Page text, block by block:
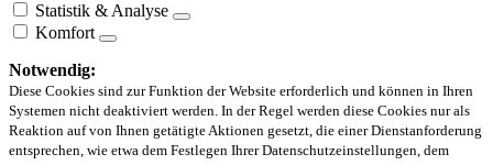
Statistik & Analyse
Komfort
Notwendig:
Diese Cookies sind zur Funktion der Website erforderlich und können in Ihren
Systemen nicht deaktiviert werden. In der Regel werden diese Cookies nur als
Reaktion auf von Ihnen getätigte Aktionen gesetzt, die einer Dienstanforderung
entsprechen, wie etwa dem Festlegen Ihrer Datenschutzeinstellungen, dem